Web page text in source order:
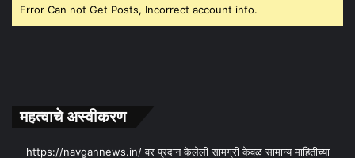
Error Can not Get Posts, Incorrect account info.
महत्वाचे अस्वीकरण
https://navgannews.in/ वर प्रदान केलेली सामग्री केवळ सामान्य माहितीच्या